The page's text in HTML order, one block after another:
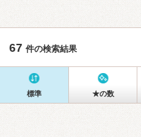
67 件の検索結果
標準 ★の数